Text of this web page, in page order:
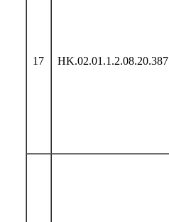
17 HK.02.01.1.2.08.20.387